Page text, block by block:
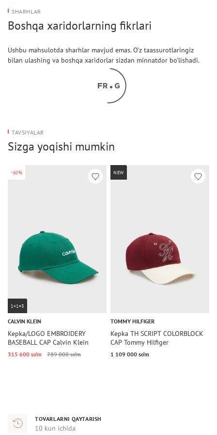
SHARHLAR
Boshqa xaridorlarning fikrlari
Ushbu mahsulotda sharhlar mavjud emas. O'z taassurotlaringiz
bilan ulashing va boshqa xaridorlar sizdan minnatdor bo'lishadi.
TAVSIYALAR
Sizga yoqishi mumkin
-60%
1+1=3
CALVIN KLEIN
Kepka/LOGO EMBROIDERY
BASEBALL CAP Calvin Klein
315 600 so‘m 789 000 so‘m
NEW
TOMMY HILFIGER
Kepka TH SCRIPT COLORBLOCK
CAP Tommy Hilfiger
1 109 000 so‘m
TOVARLARNI QAYTARISH
10 kun ichida